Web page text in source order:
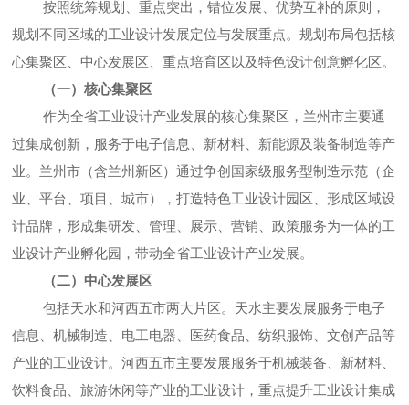
按照统筹规划、重点突出，错位发展、优势互补的原则，
规划不同区域的工业设计发展定位与发展重点。规划布局包括核
心集聚区、中心发展区、重点培育区以及特色设计创意孵化区。
（一）核心集聚区
作为全省工业设计产业发展的核心集聚区，兰州市主要通
过集成创新，服务于电子信息、新材料、新能源及装备制造等产
业。兰州市（含兰州新区）通过争创国家级服务型制造示范（企
业、平台、项目、城市），打造特色工业设计园区、形成区域设
计品牌，形成集研发、管理、展示、营销、政策服务为一体的工
业设计产业孵化园，带动全省工业设计产业发展。
（二）中心发展区
包括天水和河西五市两大片区。天水主要发展服务于电子
信息、机械制造、电工电器、医药食品、纺织服饰、文创产品等
产业的工业设计。河西五市主要发展服务于机械装备、新材料、
饮料食品、旅游休闲等产业的工业设计，重点提升工业设计集成